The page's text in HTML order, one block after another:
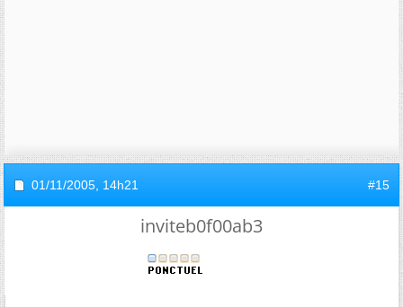
01/11/2005, 14h21 #15
inviteb0f00ab3